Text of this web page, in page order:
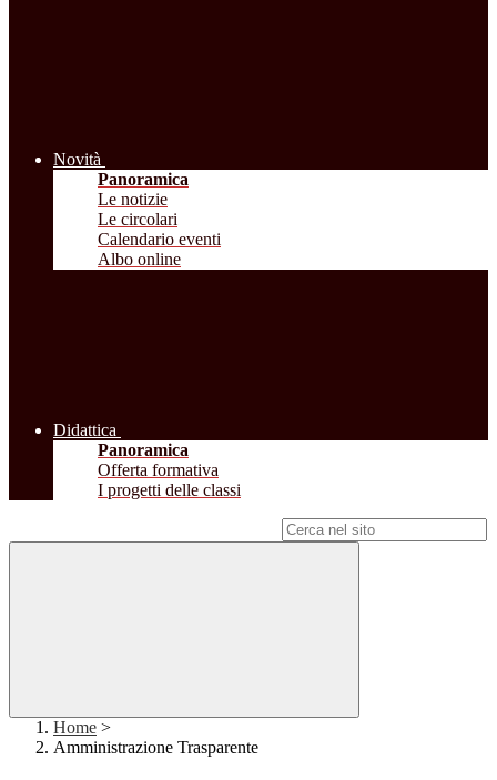
Novità
Panoramica
Le notizie
Le circolari
Calendario eventi
Albo online
Didattica
Panoramica
Offerta formativa
I progetti delle classi
Home >
Amministrazione Trasparente